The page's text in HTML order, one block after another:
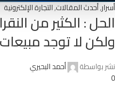
أسرار,أحدث المقالات,التجارة الإلكترونية
الحل : الكثير من
ولكن لا توجد
نشر بواسطة
أحمد البحيري
0